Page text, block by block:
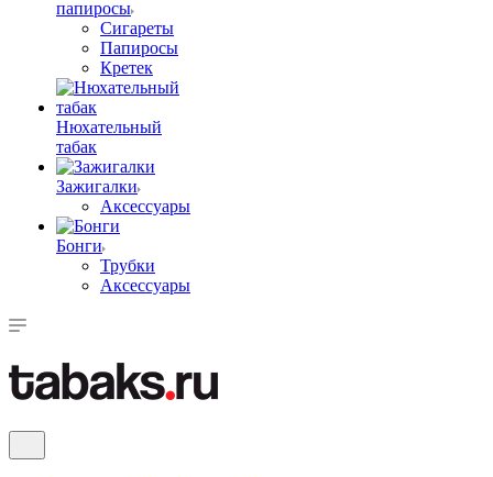
папиросы
Сигареты
Папиросы
Кретек
Нюхательный
табак
Зажигалки
Аксессуары
Бонги
Трубки
Аксессуары